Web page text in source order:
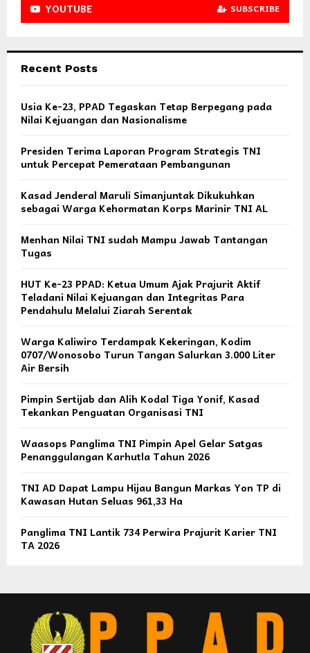
YOUTUBE SUBSCRIBE
Recent Posts
Usia Ke-23, PPAD Tegaskan Tetap Berpegang pada
Nilai Kejuangan dan Nasionalisme
Presiden Terima Laporan Program Strategis TNI
untuk Percepat Pemerataan Pembangunan
Kasad Jenderal Maruli Simanjuntak Dikukuhkan
sebagai Warga Kehormatan Korps Marinir TNI AL
Menhan Nilai TNI sudah Mampu Jawab Tantangan
Tugas
HUT Ke-23 PPAD: Ketua Umum Ajak Prajurit Aktif
Teladani Nilai Kejuangan dan Integritas Para
Pendahulu Melalui Ziarah Serentak
Warga Kaliwiro Terdampak Kekeringan, Kodim
0707/Wonosobo Turun Tangan Salurkan 3.000 Liter
Air Bersih
Pimpin Sertijab dan Alih Kodal Tiga Yonif, Kasad
Tekankan Penguatan Organisasi TNI
Waasops Panglima TNI Pimpin Apel Gelar Satgas
Penanggulangan Karhutla Tahun 2026
TNI AD Dapat Lampu Hijau Bangun Markas Yon TP di
Kawasan Hutan Seluas 961,33 Ha
Panglima TNI Lantik 734 Perwira Prajurit Karier TNI
TA 2026